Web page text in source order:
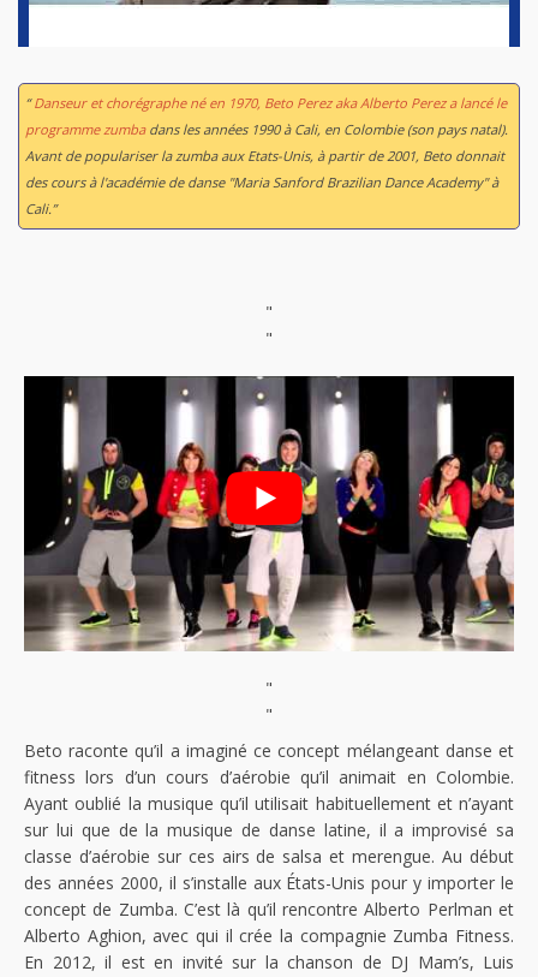
“Danseur et chorégraphe né en 1970, Beto Perez aka Alberto Perez a lancé le
programme zumbadans les années 1990 à Cali, en Colombie (son pays natal).
Avant de populariser la zumba aux Etats-Unis, à partir de 2001, Beto donnait
des cours à l'académie de danse "Maria Sanford Brazilian Dance Academy" à
Cali.”
"
"
"
"
Beto raconte qu’il a imaginé ce concept mélangeant danse et
fitness lors d’un cours d’aérobie qu’il animait en Colombie.
Ayant oublié la musique qu’il utilisait habituellement et n’ayant
sur lui que de la musique de danse latine, il a improvisé sa
classe d’aérobie sur ces airs de salsa et merengue. Au début
des années 2000, il s’installe aux États-Unis pour y importer le
concept de Zumba. C’est là qu’il rencontre Alberto Perlman et
Alberto Aghion, avec qui il crée la compagnie Zumba Fitness.
En 2012, il est en invité sur la chanson de DJ Mam’s, Luis